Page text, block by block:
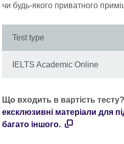
чи будь-якого приватного
Test type
IELTS Academic Online
Що входить в вартість
ексклюзивні матеріали для
багато іншого.